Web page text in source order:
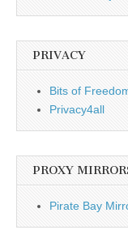
PRIVACY
Bits of
Privacy4all
PROXY
Pirate Bay